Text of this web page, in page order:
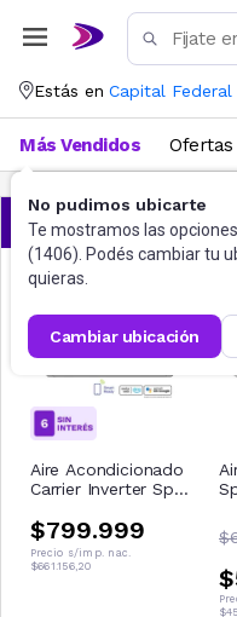
Estás en Capital Federal
No pudimos ubicarte
Te mostramos las
(1406). Podés cambiar tu
quieras.
cambiar ubicación
Más Vendidos Ofertas
¡Aprovechá
Aire Acondicionado
Carrier Inverter Split
53HVP12N81E
3600W 3100F
$799.999
Precio s/imp. nac.
$661.156,20